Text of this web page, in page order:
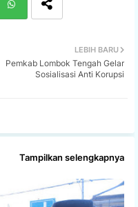
ats
LEBIH BARU
Pemkab Lombok Tengah Gelar
Sosialisasi Anti Korupsi
Tampilkan selengkapnya